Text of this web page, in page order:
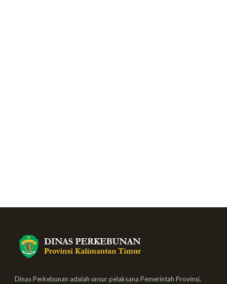
Dinas Perkebunan adalah unsur pelaksana Pemerintah Provinsi,